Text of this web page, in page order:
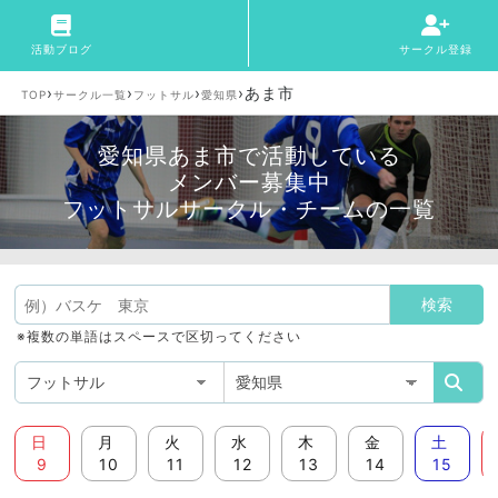
活動ブログ サークル登録
TOP›サークル一覧 › フットサル›愛知県›あま市
愛知県あま市で活動している
メンバー募集中
フットサルサークル・チームの一覧
※複数の単語はスペースで区切ってください
日
9
月
10
火
11
水
12
木
13
金
14
土
15